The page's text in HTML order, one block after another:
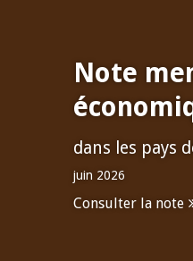
Note
dans les pays
juin 2026
Consulter la note